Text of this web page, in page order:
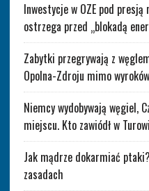
Inwestycje w OZE pod presją
ostrzega przed „blokadą
Zabytki przegrywają z
Opolna-Zdroju mimo
Niemcy wydobywają węgiel,
miejscu. Kto zawiódł w
Jak mądrze dokarmiać
zasadach